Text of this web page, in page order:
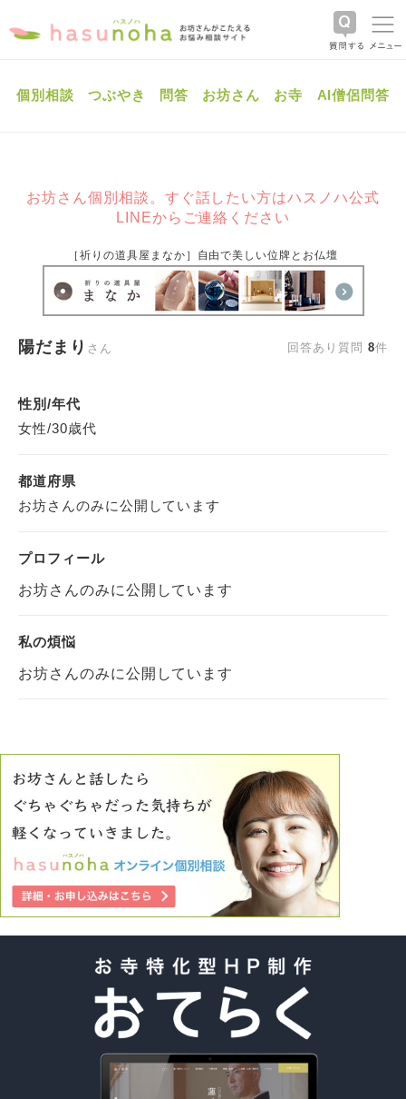
個別相談 つぶやき 問答 お坊さん お寺 AI僧侶問答
お坊さん個別相談。すぐ話したい方はハスノハ公式
LINEからご連絡ください
［祈りの道具屋まなか］自由で美しい位牌とお仏壇
陽だまり さん 回答あり質問8件
性別/年代
女性/30歳代
都道府県
お坊さんのみに公開しています
プロフィール
お坊さんのみに公開しています
私の煩悩
お坊さんのみに公開しています